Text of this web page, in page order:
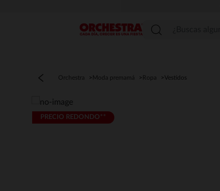
Menú
Orchestra Moda premamá Ropa Vestidos
PRECIO REDONDO**